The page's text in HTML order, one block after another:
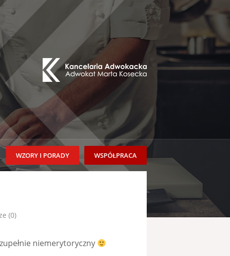
WSPÓŁPRACA
WZORY I PORADY
(0)
niemerytoryczny